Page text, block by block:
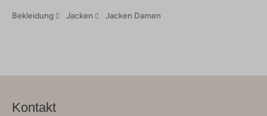
Bekleidung Jacken Jacken Damen
Kontakt